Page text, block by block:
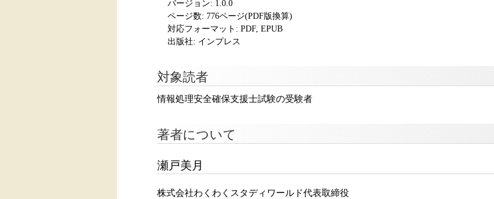
バージョン: 1.0.0
ページ数: 776ページ(PDF版換算)
対応フォーマット: PDF, EPUB
出版社: インプレス
対象読者
情報処理安全確保支援士試験の受験者
著者について
瀬戸美月
株式会社わくわくスタディワールド代表取締役